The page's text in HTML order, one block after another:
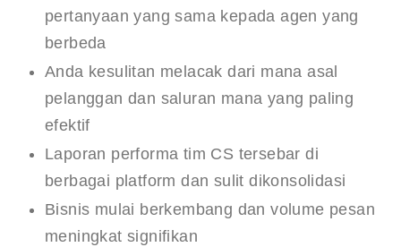
pertanyaan yang sama kepada agen yang
berbeda
Anda kesulitan melacak dari mana asal
pelanggan dan saluran mana yang paling
efektif
Laporan performa tim CS tersebar di
berbagai platform dan sulit dikonsolidasi
Bisnis mulai berkembang dan volume pesan
meningkat signifikan